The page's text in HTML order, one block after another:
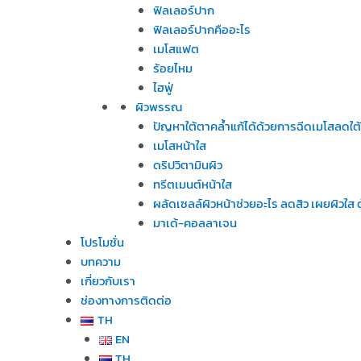
ฟิลเลอร์ปาก
ฟิลเลอร์ปากคืออะไร
เมโสแฟต
ร้อยไหม
ไฮฟู่
ผิวพรรณ
ปัญหาใต้ตาคล้ำแก้ได้ด้วยการฉีดเมโสลดใ
เมโสหน้าใส
ดริปวิตามินผิว
ทรีตเมนต์หน้าใส
ผลัดเซลล์ผิวหน้าช่วยอะไร ลดสิว เผยผิวใ
มาเด้-คอลลาเจน
โปรโมชั่น
บทความ
เกี่ยวกับเรา
ช่องทางการติดต่อ
TH
EN